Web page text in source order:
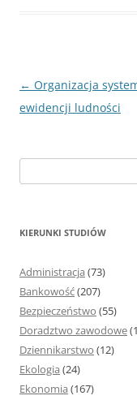
Nawigacja
wpisu
← Organizacja
ewidencji ludności
z
KIERUNKI STUDIÓW
Administracja (73)
Bankowość(207)
Bezpieczeństwo (55)
Doradztwo zawodowe
Dziennikarstwo (12)
Ekologia (24)
Ekonomia (167)